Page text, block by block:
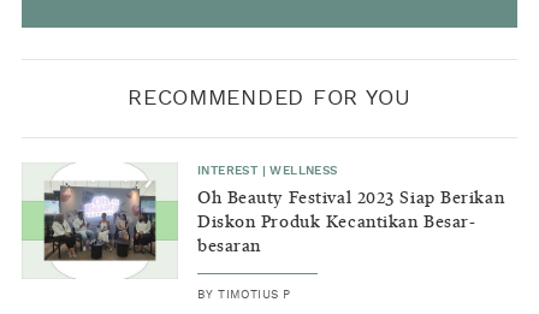
RECOMMENDED FOR YOU
INTEREST |WELLNESS
Oh Beauty Festival 2023 Siap Berikan
Diskon Produk Kecantikan Besar-
besaran
BYTIMOTIUS P